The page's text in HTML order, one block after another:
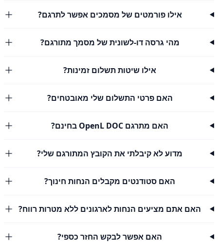
אילו פורמטים של מסמכים אפשר לתרגם?
מהי גרסה דו-לשונית של מסמך מתורגם?
אילו שיטות תשלום זמינות?
האם פרטי התשלום שלי מאובטחים?
האם מתרגם OpenL DOC בחינם?
מדוע לא קיבלתי את הקובץ המתורגם שלי?
האם סטודנטים מקבלים הנחות חינוך?
האם אתם מציעים הנחות לארגונים ללא מטרות רווח?
האם אפשר לבקש החזר כספי?